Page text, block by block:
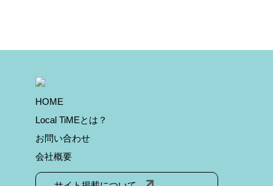
HOME
Local TiMEとは？
お問い合わせ
会社概要